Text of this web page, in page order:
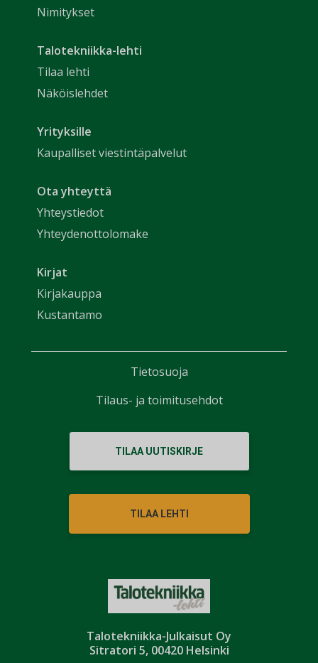
Talotekniikka-Julkaisut Oy
Sitratori 5, 00420 Helsinki
Nimitykset
Talotekniikka-lehti
Tilaa lehti
Näköislehdet
Yrityksille
Kaupalliset viestintäpalvelut
Ota yhteyttä
Yhteystiedot
Yhteydenottolomake
Kirjat
Kirjakauppa
Kustantamo
TILAA UUTISKIRJE
TILAA LEHTI
Tietosuoja
Tilaus- ja toimitusehdot